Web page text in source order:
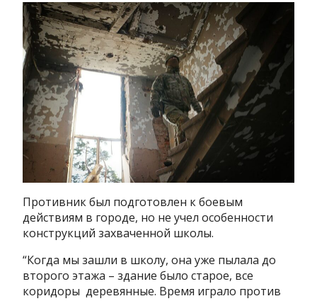
Противник был подготовлен к боевым
действиям в городе, но не учел особенности
конструкций захваченной школы.
“Когда мы зашли в школу, она уже пылала до
второго этажа – здание было старое, все
коридоры деревянные. Время играло против